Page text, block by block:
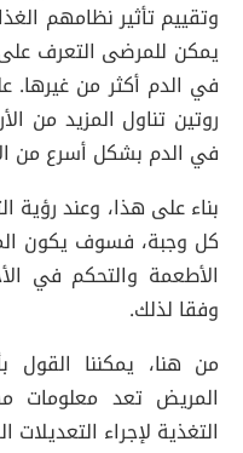
وتقييم تأثير نظامهم
يمكن للمرضى التعرف
في الدم أكثر من غيرها.
روتين تناول المزيد من
في الدم بشكل أسرع من
بناء على هذا، وعند رؤية
كل وجبة، فسوف يكون
الأطعمة والتحكم في
وفقا لذلك.
من هنا، يمكننا القول
المريض تعد معلومات
التغذية لإجراء